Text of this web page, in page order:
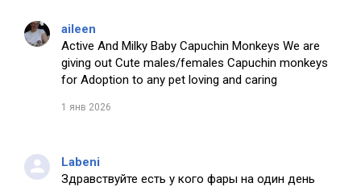
aileen
Active And Milky Baby Capuchin Monkeys We are
giving out Cute males/females Capuchin monkeys
for Adoption to any pet loving and caring
1 янв 2026
Labeni
Здравствуйте есть у кого фары на один день